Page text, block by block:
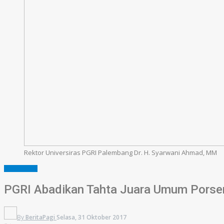
Rektor Universiras PGRI Palembang Dr. H. Syarwani Ahmad, MM
PGRI Abadikan Tahta Juara Umum
By BeritaPagi Selasa, 31 Oktober 2017